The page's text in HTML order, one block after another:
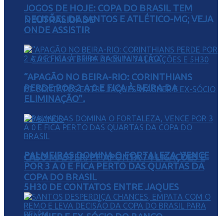
NEUTRALIDADE
CASO MASTER: PF APONTA 74 LIGAÇÕES E
5H30 DE CONTATOS ENTRE JAQUES
JOGOS DE HOJE: COPA DO BRASIL TEM
DECISÕES DE SANTOS E ATLÉTICO-MG; VEJA
ONDE ASSISTIR
“APAGÃO NO BEIRA-RIO: CORINTHIANS
PERDE POR 2 A 0 E FICA À BEIRA DA
ELIMINAÇÃO”.
PALMEIRAS DOMINA O FORTALEZA, VENCE
POR 3 A 0 E FICA PERTO DAS QUARTAS DA
COPA DO BRASIL